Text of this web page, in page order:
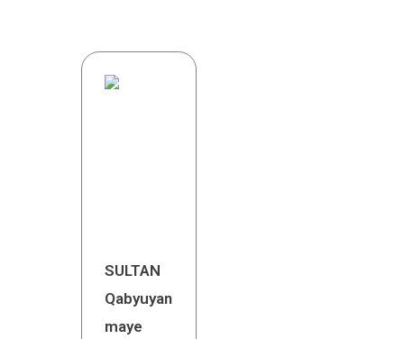
SULTAN
Qabyuyan
maye